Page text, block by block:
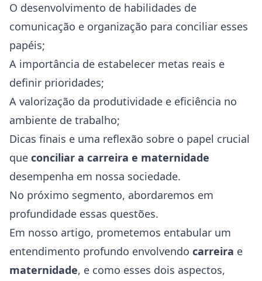
O desenvolvimento de habilidades de
comunicação e organização para conciliar esses
papéis;
A importância de estabelecer metas reais e
definir prioridades;
A valorização da produtividade e eficiência no
ambiente de trabalho;
Dicas finais e uma reflexão sobre o papel crucial
que conciliar a carreira e maternidade
desempenha em nossa sociedade.
No próximo segmento, abordaremos em
profundidade essas questões.
Em nosso artigo, prometemos entabular um
entendimento profundo envolvendo carreira e
maternidade, e como esses dois aspectos,